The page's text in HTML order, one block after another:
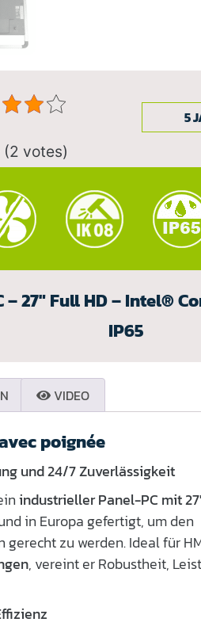
votes)
5
27" Full HD – Intel®
IP65
VIDEO
poignée
und 24/7 Zuverlässigkeit
industrieller Panel-PC mit
in Europa gefertigt, um den
zu werden. Ideal für
, vereint er Robustheit,